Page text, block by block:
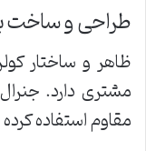
طراحی و ساخت
ظاهر و ساختار
مشتری دارد.
مقاوم استفاده